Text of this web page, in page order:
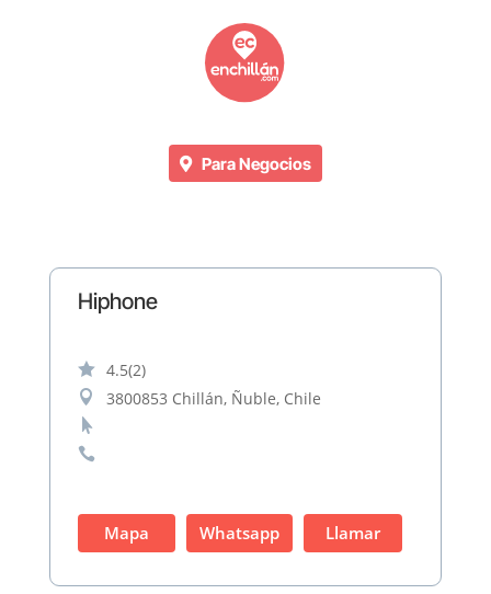
Para Negocios
Hiphone
 4.5(2)
 3800853 Chillán, Ñuble, Chile


Mapa Whatsapp Llamar